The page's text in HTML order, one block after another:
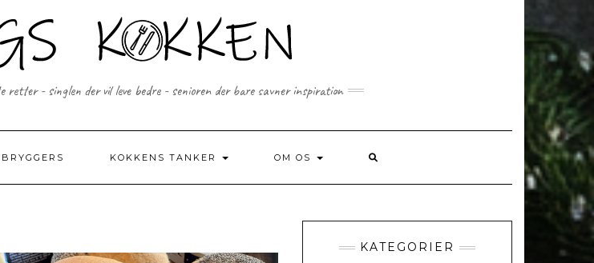
retter - singlen der vil leve bedre - senioren der bare savner inspiration
KOKKENS TANKER OM OS
KATEGORIER